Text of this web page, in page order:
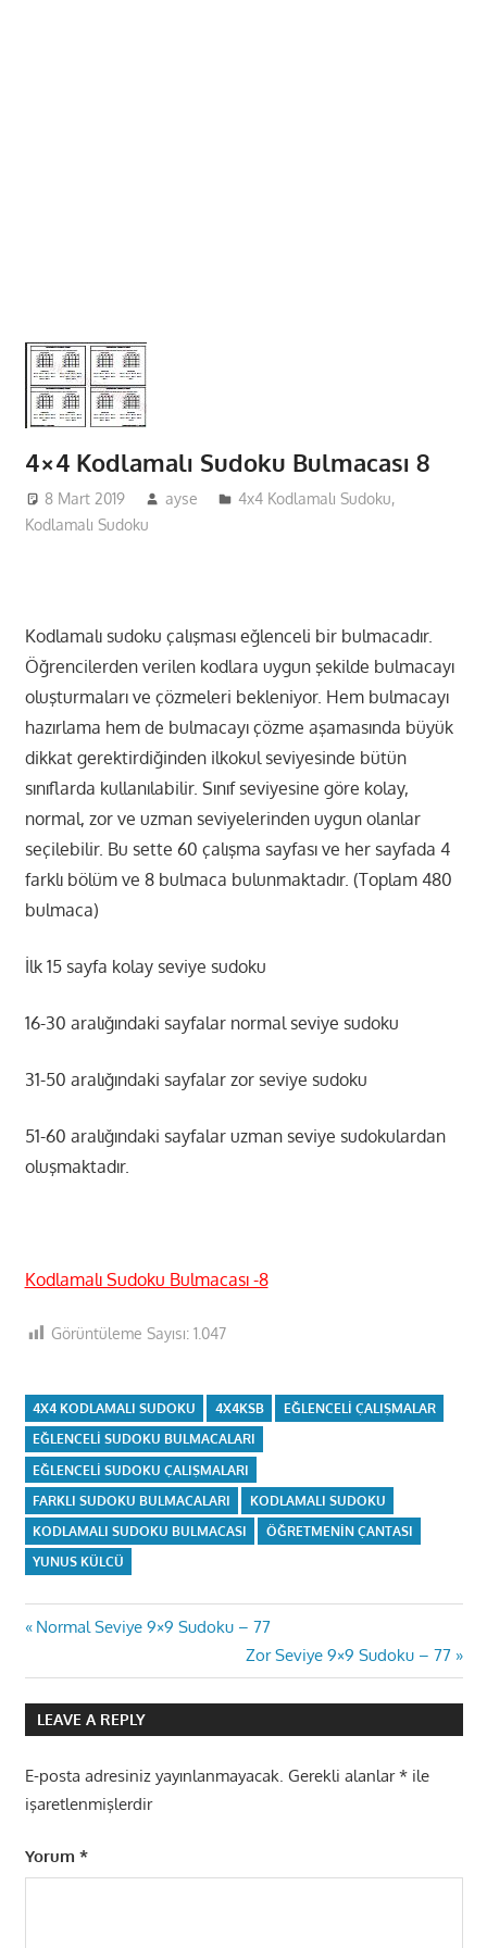
4×4 Kodlamalı Sudoku Bulmacası 8
8 Mart 2019 ayse 4x4 Kodlamalı Sudoku,
Kodlamalı Sudoku
Kodlamalı sudoku çalışması eğlenceli bir bulmacadır.
Öğrencilerden verilen kodlara uygun şekilde bulmacayı
oluşturmaları ve çözmeleri bekleniyor. Hem bulmacayı
hazırlama hem de bulmacayı çözme aşamasında büyük
dikkat gerektirdiğinden ilkokul seviyesinde bütün
sınıflarda kullanılabilir. Sınıf seviyesine göre kolay,
normal, zor ve uzman seviyelerinden uygun olanlar
seçilebilir. Bu sette 60 çalışma sayfası ve her sayfada 4
farklı bölüm ve 8 bulmaca bulunmaktadır. (Toplam 480
bulmaca)
İlk 15 sayfa kolay seviye sudoku
16-30 aralığındaki sayfalar normal seviye sudoku
31-50 aralığındaki sayfalar zor seviye sudoku
51-60 aralığındaki sayfalar uzman seviye sudokulardan
oluşmaktadır.
Kodlamalı Sudoku Bulmacası -8
Görüntüleme Sayısı: 1.047
4X4 KODLAMALI SUDOKU 4X4KSB
EĞLENCELI ÇALIŞMALAR
EĞLENCELI SUDOKU BULMACALARI
EĞLENCELI SUDOKU ÇALIŞMALARI
FARKLI SUDOKU BULMACALARI
KODLAMALI SUDOKU
KODLAMALI SUDOKU BULMACASI
ÖĞRETMENIN ÇANTASI
YUNUS KÜLCÜ
Yazı
gezinmesi
Previous
Normal Seviye 9×9 Sudoku – 77
Next
Post:
Zor Seviye 9×9 Sudoku – 77
LEAVE A REPLY
E-posta adresiniz yayınlanmayacak. Gerekli alanlar*ile
işaretlenmişlerdir
Yorum *